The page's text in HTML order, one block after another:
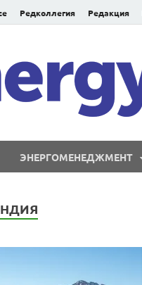
Редколлегия Редакция
ЭНЕРГОМЕНЕДЖМЕНТ